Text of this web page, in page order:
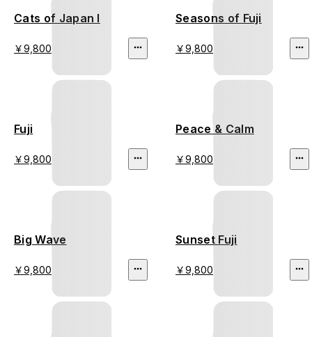
Cats of Japan I
￥9,800
Seasons of Fuji
￥9,800
Fuji
￥9,800
Peace & Calm
￥9,800
Big Wave
￥9,800
Sunset Fuji
￥9,800